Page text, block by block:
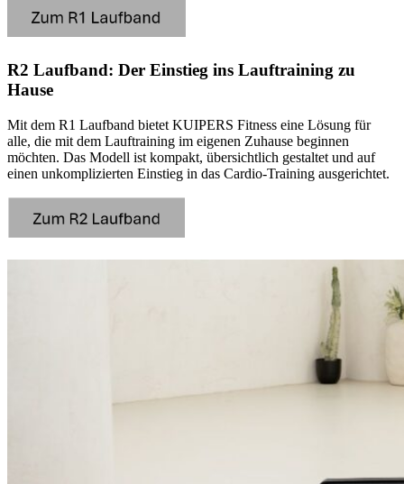
R2 Laufband: Der Einstieg ins Lauftraining zu
Hause
Mit dem R1 Laufband bietet KUIPERS Fitness eine Lösung für
alle, die mit dem Lauftraining im eigenen Zuhause beginnen
möchten. Das Modell ist kompakt, übersichtlich gestaltet und auf
einen unkomplizierten Einstieg in das Cardio-Training ausgerichtet.